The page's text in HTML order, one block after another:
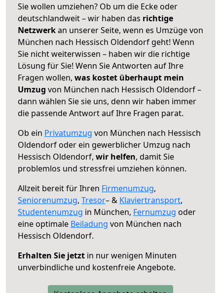
Sie wollen umziehen? Ob um die Ecke oder
deutschlandweit – wir haben das richtige
Netzwerkan unserer Seite, wenn es Umzüge von
München nach Hessisch Oldendorf geht! Wenn
Sie nicht weiterwissen – haben wir die richtige
Lösung für Sie! Wenn Sie Antworten auf Ihre
Fragen wollen, was kostet überhaupt mein
Umzug von München nach Hessisch Oldendorf –
dann wählen Sie sie uns, denn wir haben immer
die passende Antwort auf Ihre Fragen parat.
Ob ein Privatumzug von München nach Hessisch
Oldendorf oder ein gewerblicher Umzug nach
Hessisch Oldendorf, wir helfen, damit Sie
problemlos und stressfrei umziehen können.
Allzeit bereit für Ihren Firmenumzug,
Seniorenumzug, Tresor– & Klaviertransport,
Studentenumzug in München, Fernumzug oder
eine optimale Beiladung von München nach
Hessisch Oldendorf.
Erhalten Sie jetzt in nur wenigen Minuten
unverbindliche und kostenfreie Angebote.